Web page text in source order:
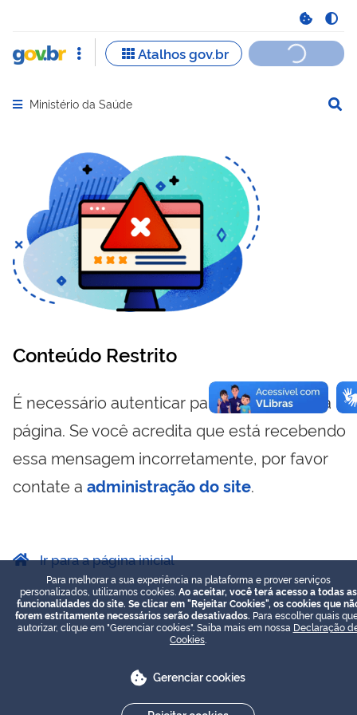
Abrir menu principal de navegação
Ministério da Saúde
Conteúdo Restrito
É necessário autenticar para visualizar essa
página. Se você acredita que está recebendo
essa mensagem incorretamente, por favor
contate a administração do site.
Ir para a página inicial
Para melhorar a sua experiência na plataforma e prover serviços
personalizados, utilizamos cookies. Ao aceitar, você terá acesso a todas as
funcionalidades do site. Se clicar em "Rejeitar Cookies", os cookies que
forem estritamente necessários serão desativados. Para escolher quais
autorizar, clique em "Gerenciar cookies". Saiba mais em nossa Declaração
Cookies
Gerenciar cookies